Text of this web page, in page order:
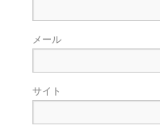
メール
サイト